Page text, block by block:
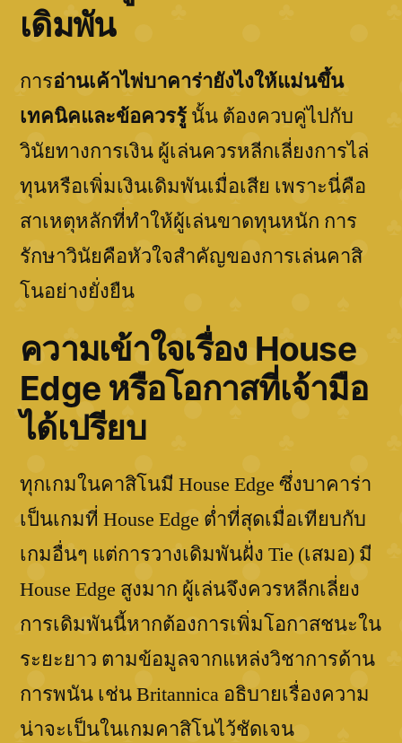
เดิมพัน
การอ่านเค้าไพ่บาคาร่ายังไงให้แม่นขึ้น
เทคนิคและข้อควรรู้ นั้น ต้องควบคู่ไปกับ
วินัยทางการเงิน ผู้เล่นควรหลีกเลี่ยงการไล่
ทุนหรือเพิ่มเงินเดิมพันเมื่อเสีย เพราะนี่คือ
สาเหตุหลักที่ทำให้ผู้เล่นขาดทุนหนัก การ
รักษาวินัยคือหัวใจสำคัญของการเล่นคาสิ
โนอย่างยั่งยืน
ความเข้าใจเรื่อง House
Edge หรือโอกาสที่เจ้ามือ
ได้เปรียบ
ทุกเกมในคาสิโนมี House Edge ซึ่งบาคาร่า
เป็นเกมที่ House Edge ต่ำที่สุดเมื่อเทียบกับ
เกมอื่นๆ แต่การวางเดิมพันฝั่ง Tie (เสมอ) มี
House Edge สูงมาก ผู้เล่นจึงควรหลีกเลี่ยง
การเดิมพันนี้หากต้องการเพิ่มโอกาสชนะใน
ระยะยาว ตามข้อมูลจากแหล่งวิชาการด้าน
การพนัน เช่น Britannica อธิบายเรื่องความ
น่าจะเป็นในเกมคาสิโนไว้ชัดเจน